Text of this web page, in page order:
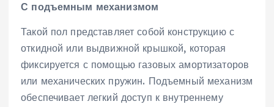
С подъемным механизмом
Такой пол представляет собой конструкцию с
откидной или выдвижной крышкой‚ которая
фиксируется с помощью газовых амортизаторов
или механических пружин. Подъемный механизм
обеспечивает легкий доступ к внутреннему